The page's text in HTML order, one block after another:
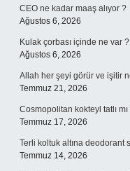
CEO ne kadar maaş alıyor ?
Ağustos 6, 2026
Kulak çorbası içinde ne var ?
Ağustos 6, 2026
Allah her şeyi görür ve işitir
Temmuz 21, 2026
Cosmopolitan kokteyl tatlı mı
Temmuz 17, 2026
Terli koltuk altına deodorant
Temmuz 14, 2026